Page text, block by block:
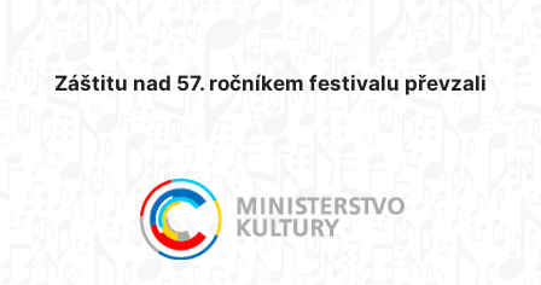
Záštitu nad 57. ročníkem festivalu převzali